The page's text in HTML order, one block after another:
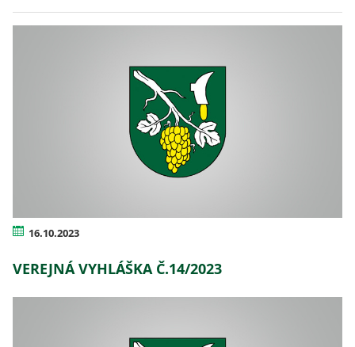
16.10.2023
VEREJNÁ VYHLÁŠKA Č.14/2023